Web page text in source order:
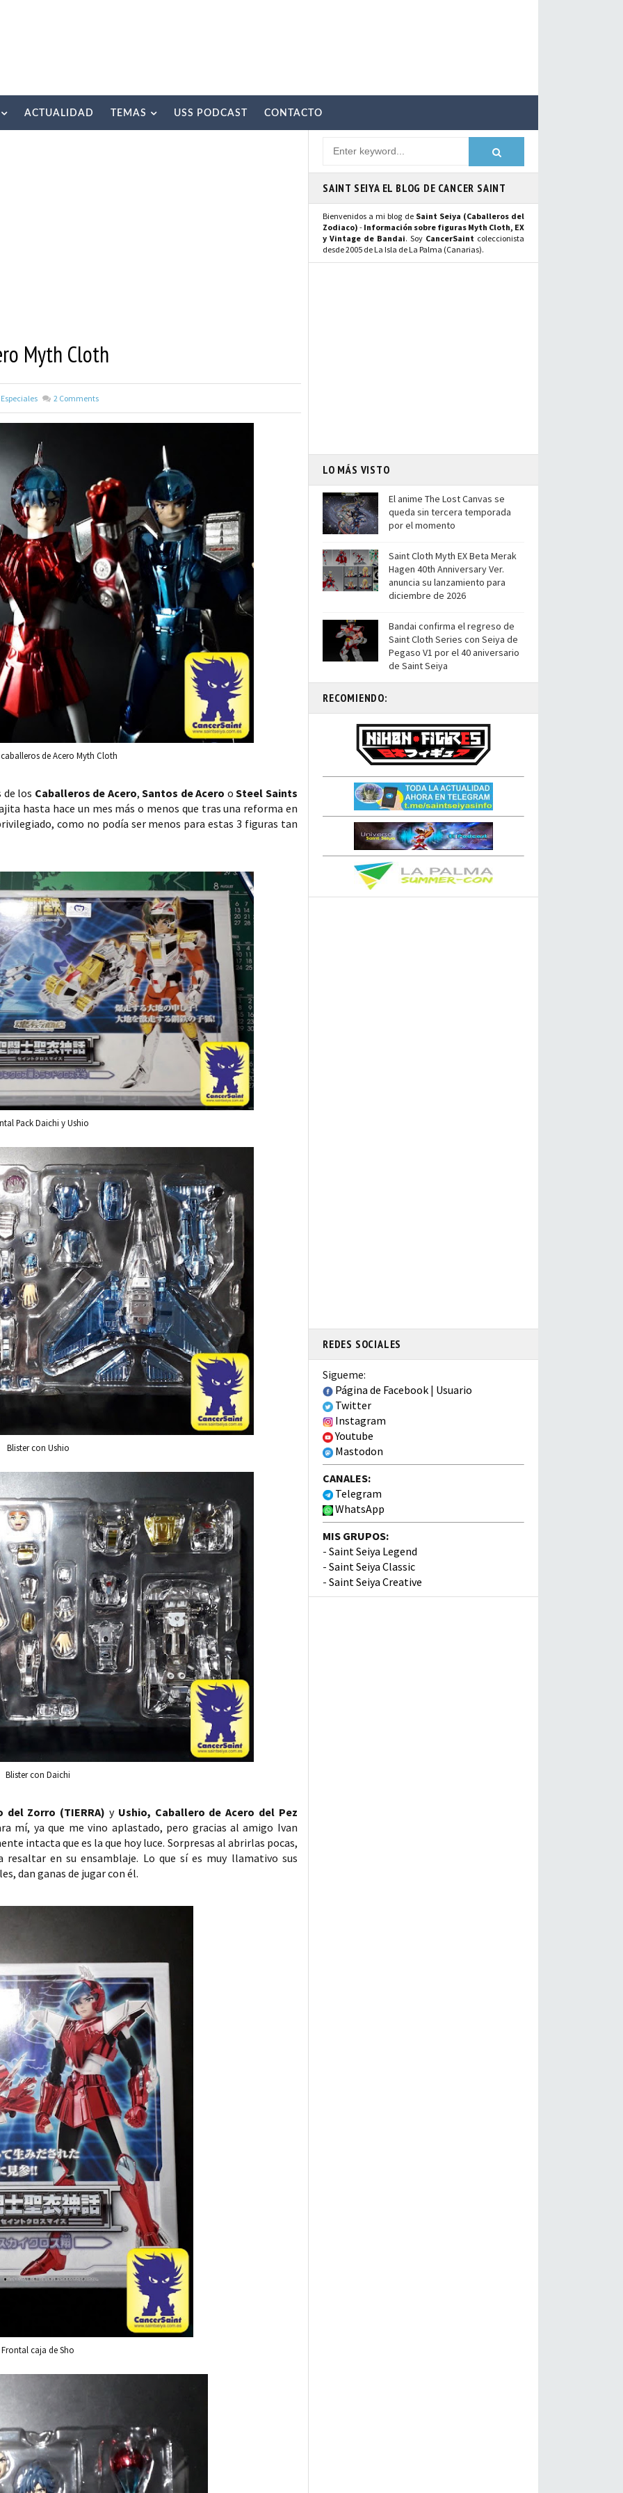
ACTUALIDAD TEMAS USS PODCAST CONTACTO
Myth Cloth
Especiales 2 Comments
de Acero Myth Cloth
de los Caballeros de Acero,Santos de Acero oSteel Saints
hasta hace un mes más o menos que tras una reforma en
como no podía ser menos para estas 3 figuras tan
Pack Daichi y Ushio
Blister con Ushio
Blister con Daichi
del Zorro (TIERRA) y Ushio, Caballero de Acero del Pez
mí, ya que me vino aplastado, pero gracias al amigo Ivan
intacta que es la que hoy luce. Sorpresas al abrirlas pocas,
en su ensamblaje. Lo que sí es muy llamativo sus
dan ganas de jugar con él.
Frontal caja de Sho
SAINT SEIYA EL BLOG DE CANCER SAINT
Bienvenidos a mi blog de Saint Seiya (Caballeros del
Zodiaco) - Información sobre figuras Myth Cloth, EX
y Vintage de Bandai. Soy CancerSaint coleccionista
desde 2005 de La Isla de La Palma (Canarias).
LO MÁS VISTO
El anime The Lost Canvas se
queda sin tercera temporada
por el momento
Saint Cloth Myth EX Beta Merak
Hagen 40th Anniversary Ver.
anuncia su lanzamiento para
diciembre de 2026
Bandai confirma el regreso de
Saint Cloth Series con Seiya de
Pegaso V1 por el 40 aniversario
de Saint Seiya
RECOMIENDO:
REDES SOCIALES
Sigueme:
Página de Facebook | Usuario
Twitter
Instagram
Youtube
Mastodon
CANALES:
Telegram
WhatsApp
MIS GRUPOS:
- Saint Seiya Legend
- Saint Seiya Classic
- Saint Seiya Creative